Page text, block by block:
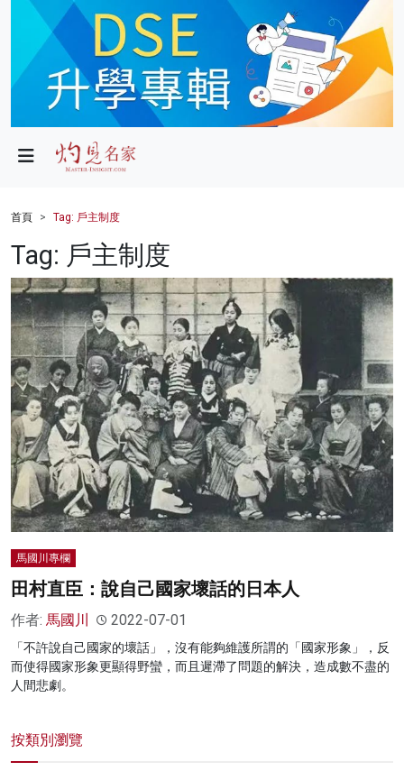
政局
財經
健康
商業
科技
影片
名家榜
灼見活動
關於我們
首頁 Tag: 戶主制度
Tag: 戶主制度
馬國川專欄
田村直臣：說自己國家壞話的日本人
作者: 馬國川 2022-07-01
「不許說自己國家的壞話」，沒有能夠維護所謂的「國家形象」，反
而使得國家形象更顯得野蠻，而且遲滯了問題的解決，造成數不盡的
人間悲劇。
按類別瀏覽